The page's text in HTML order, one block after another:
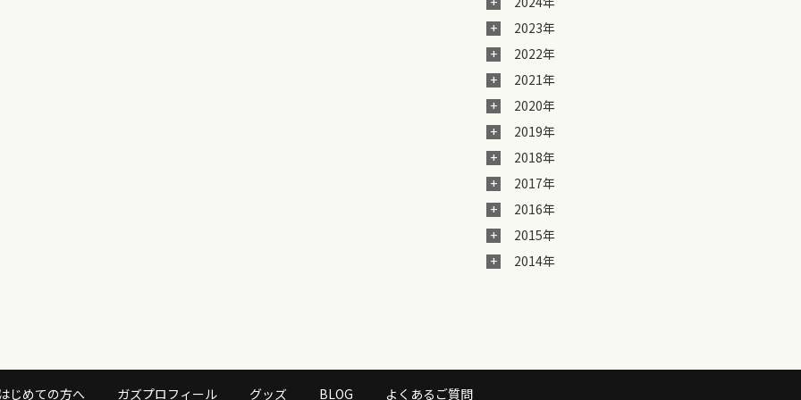
2023年
2022年
2021年
2020年
2019年
2018年
2017年
2016年
2015年
2014年
じめての方へ ガズプロフィール グッズ BLOG よくあるご質問